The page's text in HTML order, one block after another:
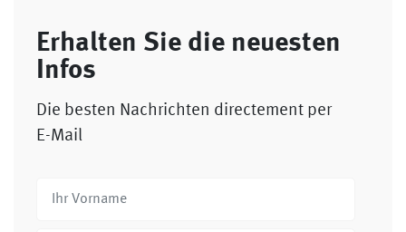
Erhalten Sie die neuesten
Infos
Die besten Nachrichten directement per
E-Mail